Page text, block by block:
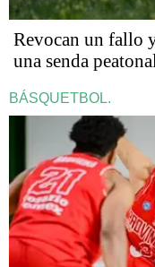
Revocan un fallo
una senda
BÁSQUETBOL.